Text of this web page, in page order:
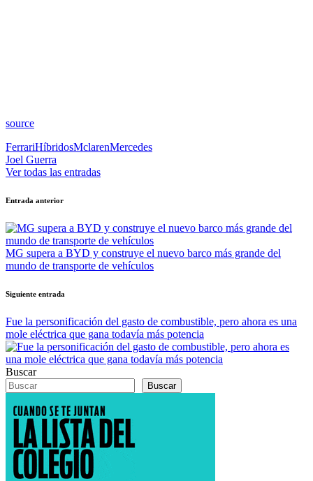
source
Etiquetas:
FerrariHíbridosMclarenMercedes
Joel Guerra
Ver todas las entradas
Navegación
de
entradas
Entrada anterior
MG supera a BYD y construye el nuevo barco más grande del
mundo de transporte de vehículos
Siguiente entrada
Fue la personificación del gasto de combustible, pero ahora es una
mole eléctrica que gana todavía más potencia
Buscar
Buscar